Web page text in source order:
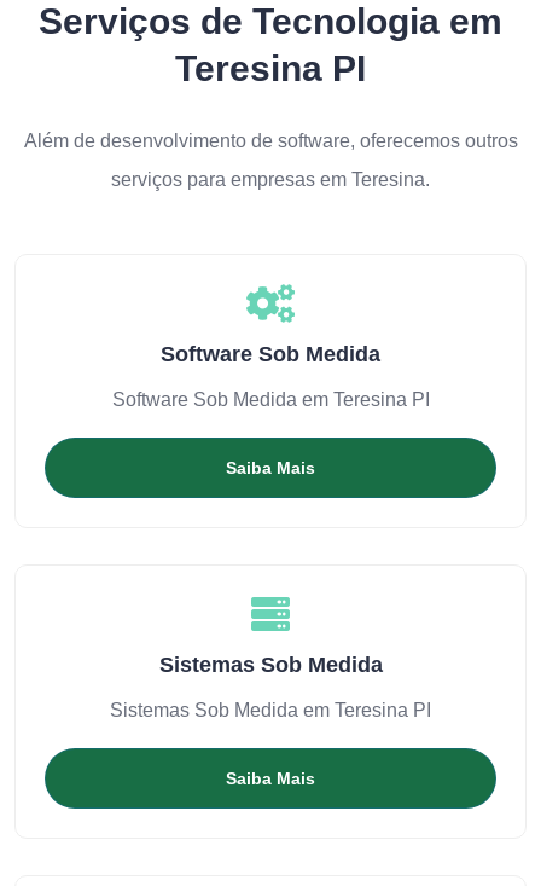
Serviços de Tecnologia em
Teresina PI
Além de desenvolvimento de software, oferecemos outros
serviços para empresas em Teresina.
Software Sob Medida
Software Sob Medida em Teresina PI
Saiba Mais
Sistemas Sob Medida
Sistemas Sob Medida em Teresina PI
Saiba Mais